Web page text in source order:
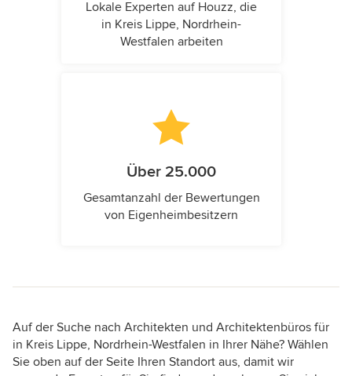
Lokale Experten auf Houzz, die
in Kreis Lippe, Nordrhein-
Westfalen arbeiten
Über 25.000
Gesamtanzahl der Bewertungen
von Eigenheimbesitzern
Auf der Suche nach Architekten und Architektenbüros für
in Kreis Lippe, Nordrhein-Westfalen in Ihrer Nähe? Wählen
Sie oben auf der Seite Ihren Standort aus, damit wir